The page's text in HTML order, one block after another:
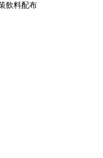
飲料配布​